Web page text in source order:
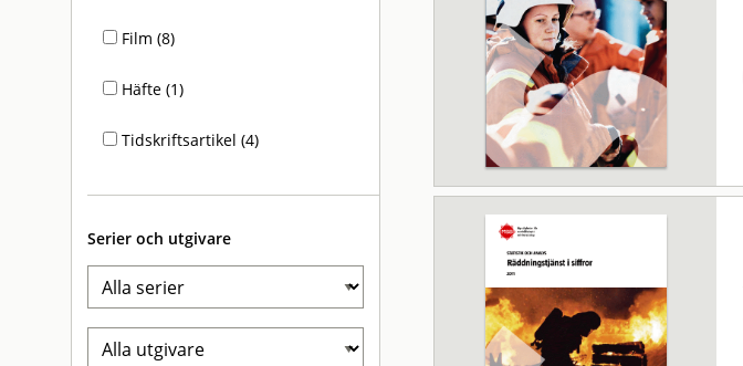
Film (8)
Häfte (1)
Tidskriftsartikel (4)
Serier och utgivare